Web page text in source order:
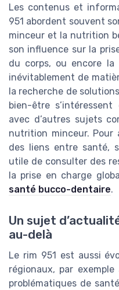
Les contenus et
951 abordent souvent
minceur et la nutrition
son influence sur la
du corps, ou encore la
inévitablement de
la recherche de
bien-être
avec d’autres sujets
nutrition minceur. Pour
des liens entre santé,
utile de consulter des
la prise en charge
santé bucco-dentaire.
Un sujet
au-delà
Le rim 951 est aussi
régionaux, par
problématiques de